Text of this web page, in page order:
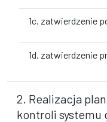
1c. zatwierdzenie
1d. zatwierdzenie
2. Realizacja
kontroli systemu